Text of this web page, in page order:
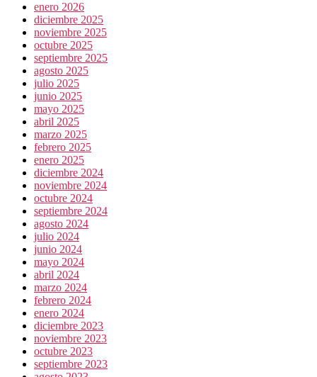
enero 2026
diciembre 2025
noviembre 2025
octubre 2025
septiembre 2025
agosto 2025
julio 2025
junio 2025
mayo 2025
abril 2025
marzo 2025
febrero 2025
enero 2025
diciembre 2024
noviembre 2024
octubre 2024
septiembre 2024
agosto 2024
julio 2024
junio 2024
mayo 2024
abril 2024
marzo 2024
febrero 2024
enero 2024
diciembre 2023
noviembre 2023
octubre 2023
septiembre 2023